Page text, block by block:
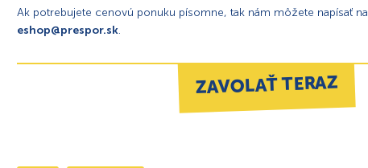
Ak potrebujete cenovú ponuku písomne, tak nám môžete napísať na
eshop@prespor.sk.
ZAVOLAŤ TERAZ